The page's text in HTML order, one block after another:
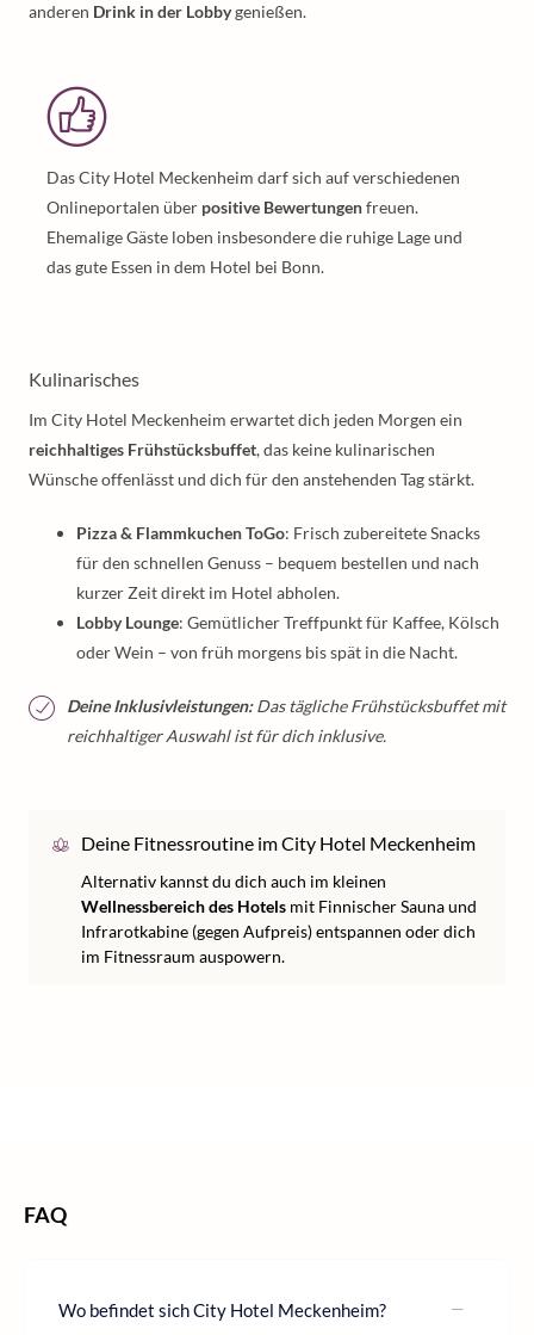
anderen Drink in der Lobbygenießen.
Das City Hotel Meckenheim darf sich auf verschiedenen
Onlineportalen über positive Bewertungenfreuen.
Ehemalige Gäste loben insbesondere die ruhige Lage und
das gute Essen in dem Hotel bei Bonn.
Kulinarisches
Im City Hotel Meckenheim erwartet dich jeden Morgen ein
reichhaltiges Frühstücksbuffet, das keine kulinarischen
Wünsche offenlässt und dich für den anstehenden Tag stärkt.
Pizza & Flammkuchen ToGo: Frisch zubereitete Snacks
für den schnellen Genuss – bequem bestellen und nach
kurzer Zeit direkt im Hotel abholen.
Lobby Lounge: Gemütlicher Treffpunkt für Kaffee, Kölsch
oder Wein – von früh morgens bis spät in die Nacht.
Deine Inklusivleistungen:Das tägliche Frühstücksbuffet mit
reichhaltiger Auswahl ist für dich inklusive.
Deine Fitnessroutine im City Hotel Meckenheim
Alternativ kannst du dich auch im kleinen
Wellnessbereich des Hotels mit Finnischer Sauna und
Infrarotkabine (gegen Aufpreis) entspannen oder dich
im Fitnessraum auspowern.
FAQ
Wo befindet sich City Hotel Meckenheim?